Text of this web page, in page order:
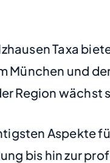
Taxa
München und
Region
Aspekte
bis hin zur